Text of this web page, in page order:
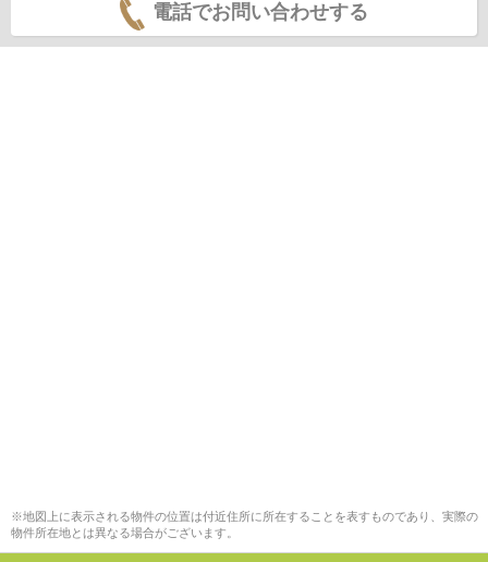
電話でお問い合わせする
※地図上に表示される物件の位置は付近住所に所在することを表すものであり、実際の
物件所在地とは異なる場合がございます。